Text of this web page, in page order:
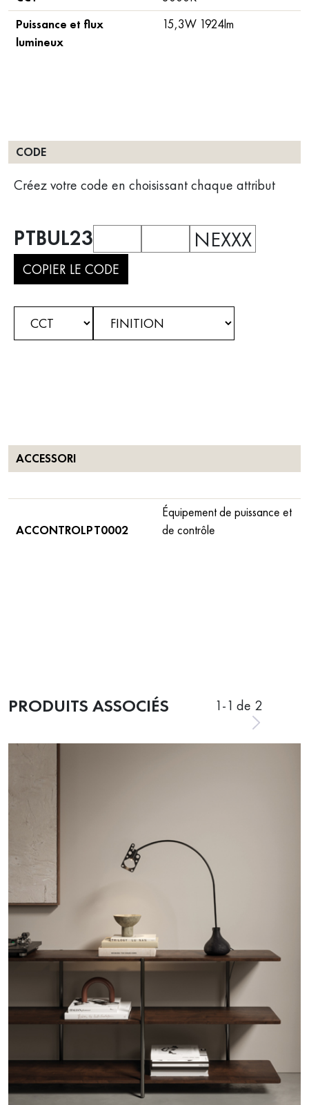
Puissance et flux
lumineux
15,3W 1924lm
CODE
Créez votre code en choisissant chaque attribut
PTBUL23 NEXXX
COPIER LE CODE
ACCESSORI
ACCONTROLPT0002
Équipement de puissance et
de contrôle
PRODUITS ASSOCIÉS 1-1 de 2